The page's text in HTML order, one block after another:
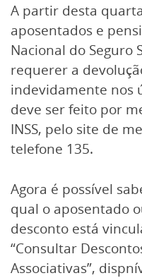
A partir desta
aposentados e
Nacional do Seguro
requerer a
indevidamente nos
deve ser feito por
INSS, pelo site de
telefone 135.
Agora é possível
qual o aposentado
desconto está
“Consultar
Associativas”,